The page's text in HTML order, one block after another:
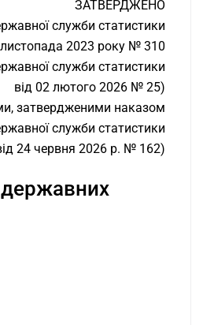
ЗАТВЕРДЖЕНО
служби статистики
2023 року № 310
служби статистики
від 02 лютого 2026 № 25)
затвердженими наказом
служби статистики
24 червня 2026 р. № 162)
державних